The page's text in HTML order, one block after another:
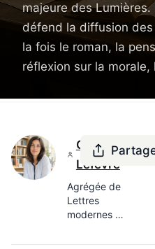
majeure des Lumières.
défend la diffusion
la fois le roman, la
réflexion sur la
Camille
Lefèvre
Agrégée de
Lettres
modernes —
lycée